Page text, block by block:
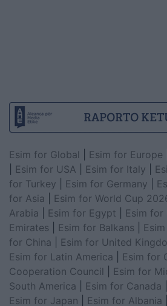
Esim for Global Esim for Europe
Esim for USA Esim for Italy
for Turkey
Esim for Germany
for Asia
Esim for World Cup
Arabia
Esim for Egypt
Esim for
Emirates
Esim for Balkans
for China
Esim for United
Esim for Latin America
Esim for
Cooperation Council
Esim for
South America
Esim for Canada
Esim for Japan
Esim for Albania